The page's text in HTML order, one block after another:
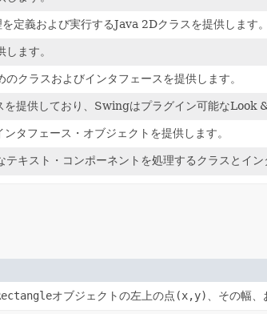
定義および実行するJava 2Dクラスを提供します。
ます。
クラスおよびインタフェースを提供します。
提供しており、Swingはプラグイン可能なLook
タフェース・オブジェクトを提供します。
キスト・コンポーネントを処理するクラスとイン
オブジェクトの左上の点 (x,y) 、その幅